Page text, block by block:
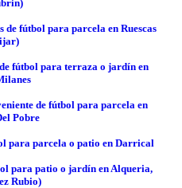
de fútbol para parcela en Ruescas
fútbol para terraza o jardín en
de fútbol para parcela en
Pobre
para parcela o patio en Darrical
para patio o jardín en Alqueria,
Rubio)